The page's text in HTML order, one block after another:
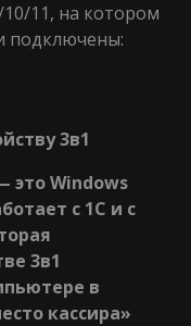
11, на котором
подключены:
3в1
это Windows
с 1С и с
3в1
в
кассира»